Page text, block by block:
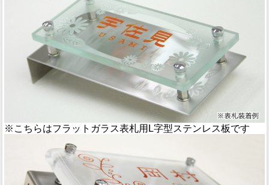
※こちらはフラットガラス表札用L字型ステンレス板です